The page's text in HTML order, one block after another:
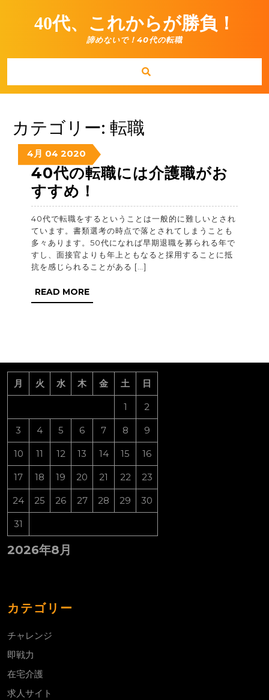
40代、これからが勝負！
諦めないで！40代の転職
カテゴリー: 転職
4月 2020
年
4
月
4
日
04 2020
年
4
月
4
日
2020 2020
年
4
月
4
日
40代の転職には介護職がお
すすめ！
代
の
転
職
が
お
す
め！
40代で転職をするということは一般的に難しいとされ
ています。書類選考の時点で落とされてしまうことも
多々あります。50代になれば早期退職を募られる年で
すし、面接官よりも年上ともなると採用することに抵
抗を感じられることがある […]
READ MOREREAD
MORE
2026年8月
月 火 水 木 金 土 日
1 2
3 4 5 6 7 8 9
10 11 12 13 14 15 16
17 18 19 20 21 22 23
24 25 26 27 28 29 30
31
カテゴリー
チャレンジ
即戦力
在宅介護
求人サイト